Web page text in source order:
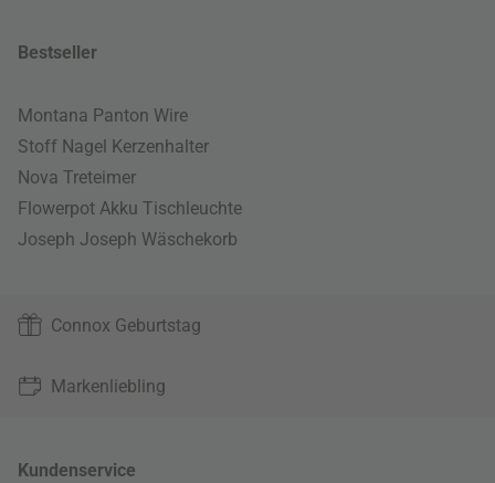
Bestseller
Montana Panton Wire
Stoff Nagel Kerzenhalter
Nova Treteimer
Flowerpot Akku Tischleuchte
Joseph Joseph Wäschekorb
Connox Geburtstag
Markenliebling
Kundenservice